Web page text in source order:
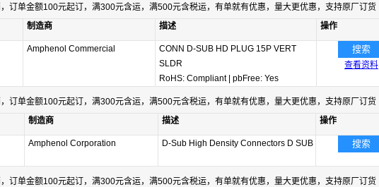
订单金额100元起订，满300元含运，满500元含税运，有单就有优惠，量大更优惠，支持原厂订货
制造商 描述 操作
Amphenol Commercial
CONN D-SUB HD PLUG 15P VERT
SLDR
RoHS: Compliant pbFree: Yes
搜索
查看资料
订单金额100元起订，满300元含运，满500元含税运，有单就有优惠，量大更优惠，支持原厂订货
制造商 描述 操作
Amphenol Corporation D-Sub High Density Connectors D SUB 搜索
订单金额100元起订，满300元含运，满500元含税运，有单就有优惠，量大更优惠，支持原厂订货